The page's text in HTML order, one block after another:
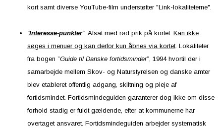
kort samt diverse YouTube-film understøtter "Link-lokaliteterne".
”Interesse-punkter”: Afsat med rød prik på kortet. Kan ikke
søges i menuer og kan derfor kun åbnes via kortet. Lokaliteter
fra bogen ”Guide til Danske fortidsminder”, 1994 hvortil der i
samarbejde mellem Skov- og Naturstyrelsen og danske amter
blev etableret offentlig adgang, skiltning og pleje af
fortidsmindet. Fortidsmindeguiden garanterer dog ikke om disse
forhold stadig er fuldt gældende, efter at kommunerne har
overtaget ansvaret. Fortidsmindeguiden arbejder systematisk